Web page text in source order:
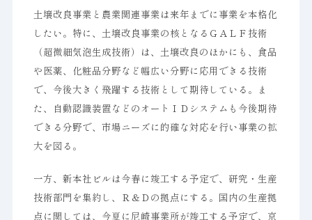
土壌改良事業と農業関連事業は来年までに事業を本格化
したい。特に、土壌改良事業の核となるＧＡＬＦ技術
（超微細気泡生成技術）は、土壌改良のほかにも、食品
や医薬、化粧品分野など幅広い分野に応用できる技術
で、今後大きく飛躍する技術として期待している。ま
た、自動認識装置などのオートＩＤシステムも今後期待
できる分野で、市場ニーズに的確な対応を行い事業の拡
大を図る。
一方、新本社ビルは今春に竣工する予定で、研究・生産
技術部門を集約し、Ｒ＆Ｄの拠点にする。国内の生産拠
点に関しては、今夏に尼崎事業所が竣工する予定で、京